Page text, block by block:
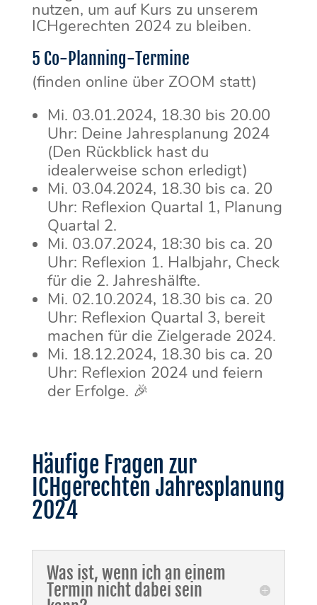
nutzen, um auf Kurs zu unserem
ICHgerechten 2024 zu bleiben.
5 Co-Planning-Termine
(finden online über ZOOM statt)
Mi. 03.01.2024, 18.30 bis 20.00
Uhr: Deine Jahresplanung 2024
(Den Rückblick hast du
idealerweise schon erledigt)
Mi. 03.04.2024, 18.30 bis ca. 20
Uhr: Reflexion Quartal 1, Planung
Quartal 2.
Mi. 03.07.2024, 18:30 bis ca. 20
Uhr: Reflexion 1. Halbjahr, Check
für die 2. Jahreshälfte.
Mi. 02.10.2024, 18.30 bis ca. 20
Uhr: Reflexion Quartal 3, bereit
machen für die Zielgerade 2024.
Mi. 18.12.2024, 18.30 bis ca. 20
Uhr: Reflexion 2024 und feiern
der Erfolge. 🎉
Häufige Fragen zur
ICHgerechten Jahresplanung
2024
Was ist, wenn ich an einem
Termin nicht dabei sein